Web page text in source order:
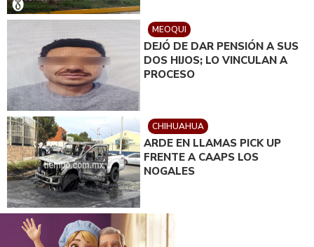
MEOQUI
DEJÓ DE DAR PENSIÓN A SUS
DOS HIJOS; LO VINCULAN A
PROCESO
CHIHUAHUA
ARDE EN LLAMAS PICK UP
FRENTE A CAAPS LOS
NOGALES